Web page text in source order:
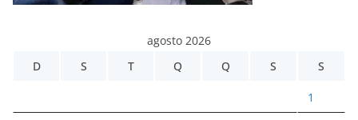
agosto 2026
D
S T Q Q S S
1